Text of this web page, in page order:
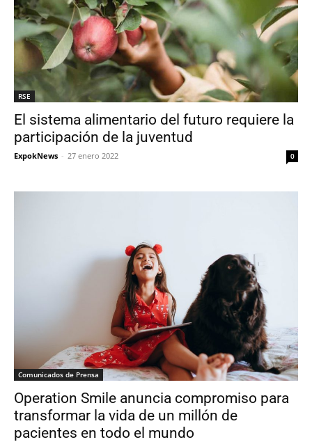
RSE
El sistema alimentario del futuro requiere la
participación de la juventud
ExpokNews - 27 enero 2022 0
Comunicados de Prensa
Operation Smile anuncia compromiso para
transformar la vida de un millón de
pacientes en todo el mundo